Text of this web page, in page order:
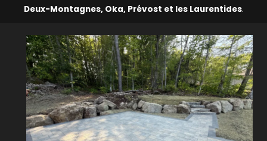
Deux-Montagnes, Oka, Prévost et les Laurentides.